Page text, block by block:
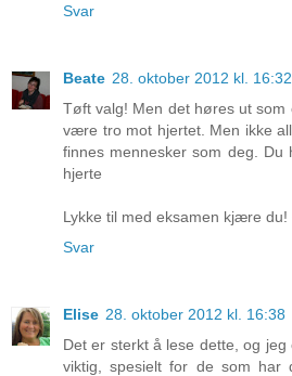
Svar
Beate 28. oktober 2012 kl. 16:32
Tøft valg! Men det høres ut som
være tro mot hjertet. Men ikke
finnes mennesker som deg.
hjerte
Lykke til med eksamen kjære du!
Svar
Elise 28. oktober 2012 kl. 16:38
Det er sterkt å lese dette, og
viktig, spesielt for de som har